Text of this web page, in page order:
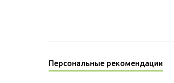
Персональные рекомендации